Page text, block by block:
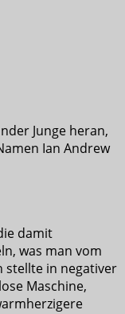
Junge heran,
Ian Andrew
damit
was man vom
stellte in negativer
Maschine,